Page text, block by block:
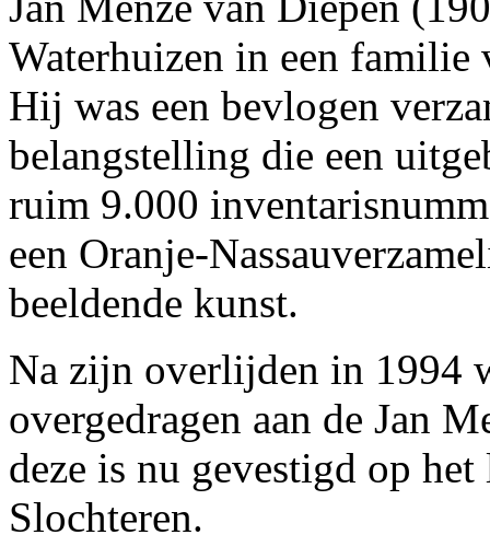
Waterhuizen in een familie
Hij was een bevlogen
belangstelling die een
ruim 9.000
een Oranje-
beeldende kunst.
Na zijn overlijden in 1994
overgedragen aan de Jan
deze is nu gevestigd op
Slochteren.